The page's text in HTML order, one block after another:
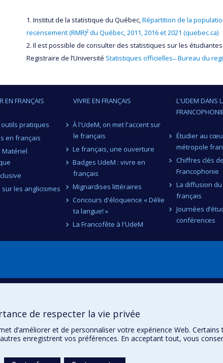
1. Institut de la statistique du Québec,Répartition de la
recensement (RMR)² du Québec, 2011, 2016 et 2021 (quebec.ca)
2. Il est possible de consulter des statistiques sur les
Registraire de l’Université Statistiques officielles ̶ Bureau du
EN FRANÇAIS
pratiques
en français
Matériel
sur les anglicismes
VIVRE EN FRANÇAIS
À l'UdeM, on met l'accent sur
le français
Le français, une ouverture
Badges UdeM : vivre en
français
Mignardises littéraires
Concours d'éloquence « Délie
ta langue! »
La Francofête à l'UdeM
L'UDEM DANS
Étudier au
métropole
Chiffres clés
Francophonie
La diffusion
français
Journées
conférences
de respecter la vie privée
d’améliorer et de personnaliser votre expérience Web.
enregistrent vos préférences. En acceptant tout, vous